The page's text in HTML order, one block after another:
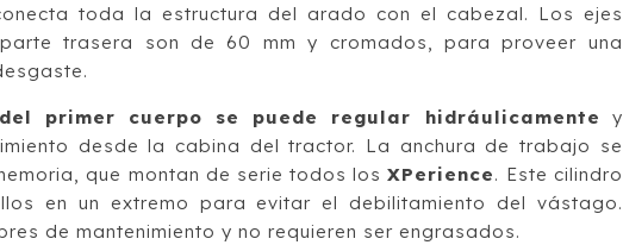
toda la estructura del arado con el cabezal. Los ejes
trasera son de 60 mm y cromados, para proveer una
primer cuerpo se puede regular hidráulicamente y
desde la cabina del tractor. La anchura de trabajo se
que montan de serie todos losXPerience. Este cilindro
en un extremo para evitar el debilitamiento del vástago.
de mantenimiento y no requieren ser engrasados.